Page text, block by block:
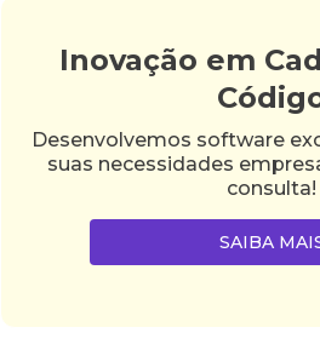
Inovação em
Desenvolvemos software
suas necessidades
consulta!
SAIBA